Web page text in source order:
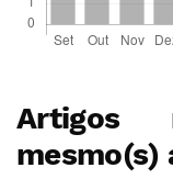
Artigos
mesmo(s)